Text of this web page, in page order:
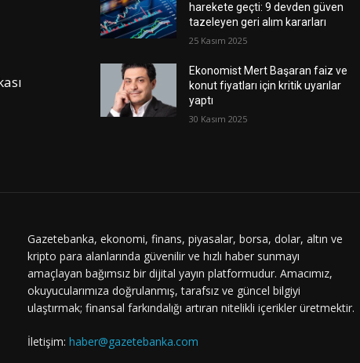
harekete geçti: 9 devden güven
tazeleyen geri alım kararları
25 Kasım 2025
Ekonomist Mert Başaran faiz ve
konut fiyatları için kritik uyarılar
yaptı
30 Kasım 2025
Gazetebanka, ekonomi, finans, piyasalar, borsa, dolar, altın ve
kripto para alanlarında güvenilir ve hızlı haber sunmayı
amaçlayan bağımsız bir dijital yayın platformudur. Amacımız,
okuyucularımıza doğrulanmış, tarafsız ve güncel bilgiyi
ulaştırmak; finansal farkındalığı artıran nitelikli içerikler üretmektir.
İletişim: haber@gazetebanka.com